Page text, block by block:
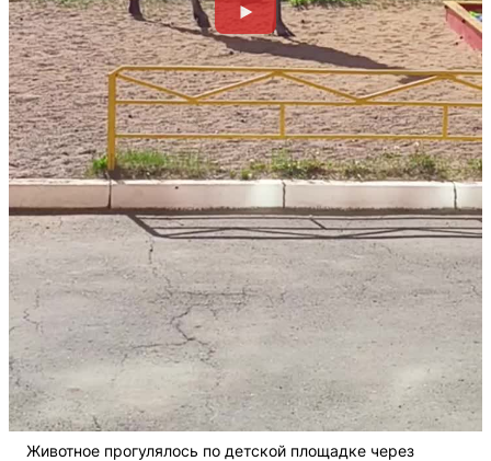
Животное прогулялось по детской площадке через